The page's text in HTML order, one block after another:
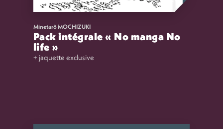
Minetarô MOCHIZUKI
Pack intégrale « No manga No
life »
+ jaquette exclusive